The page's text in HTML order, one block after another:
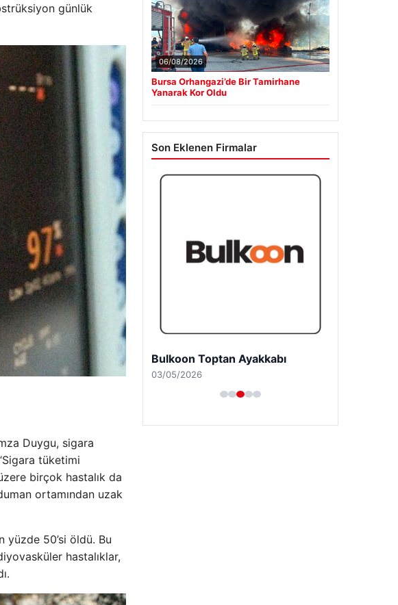
günlük
Duygu, sigara
tüketimi
birçok hastalık da
ortamından uzak
yüzde 50’si öldü. Bu
hastalıklar,
06/08/2026
Bursa Orhangazi’de Bir Tamirhane
Yanarak Kor Oldu
Son Eklenen Firmalar
Bulkoon Toptan Ayakkabı
03/05/2026